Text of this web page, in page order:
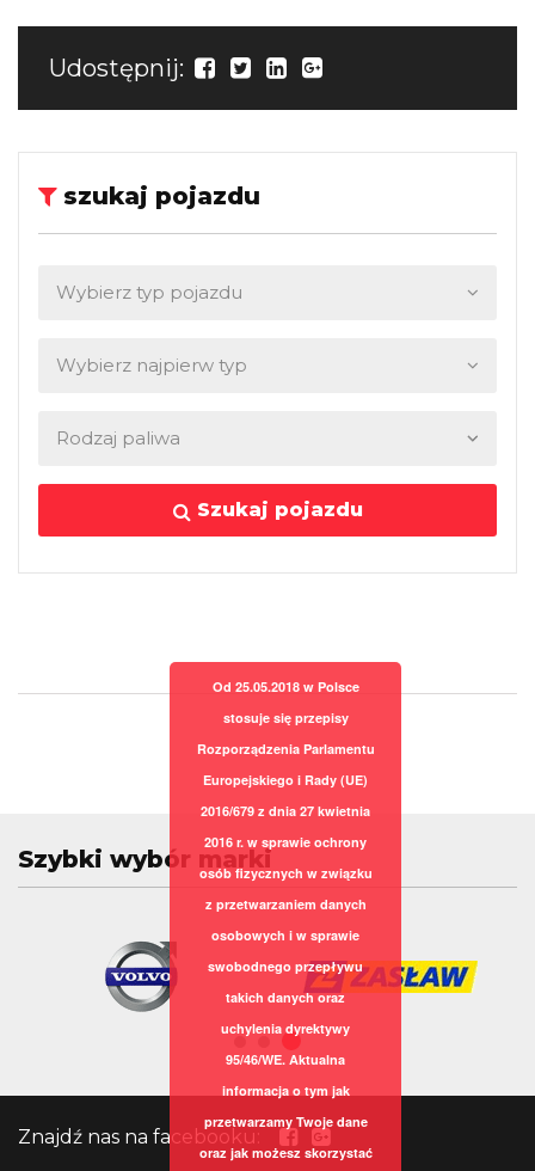
Udostępnij:
szukaj pojazdu
Szukaj pojazdu
Szybki wybór marki
Znajdź nas na facebooku:
Od 25.05.2018 w Polsce
stosuje się przepisy
Rozporządzenia Parlamentu
Europejskiego i Rady (UE)
2016/679 z dnia 27 kwietnia
2016 r. w sprawie ochrony
osób fizycznych w związku
z przetwarzaniem danych
osobowych i w sprawie
swobodnego przepływu
takich danych oraz
uchylenia dyrektywy
95/46/WE. Aktualna
informacja o tym jak
przetwarzamy Twoje dane
oraz jak możesz skorzystać